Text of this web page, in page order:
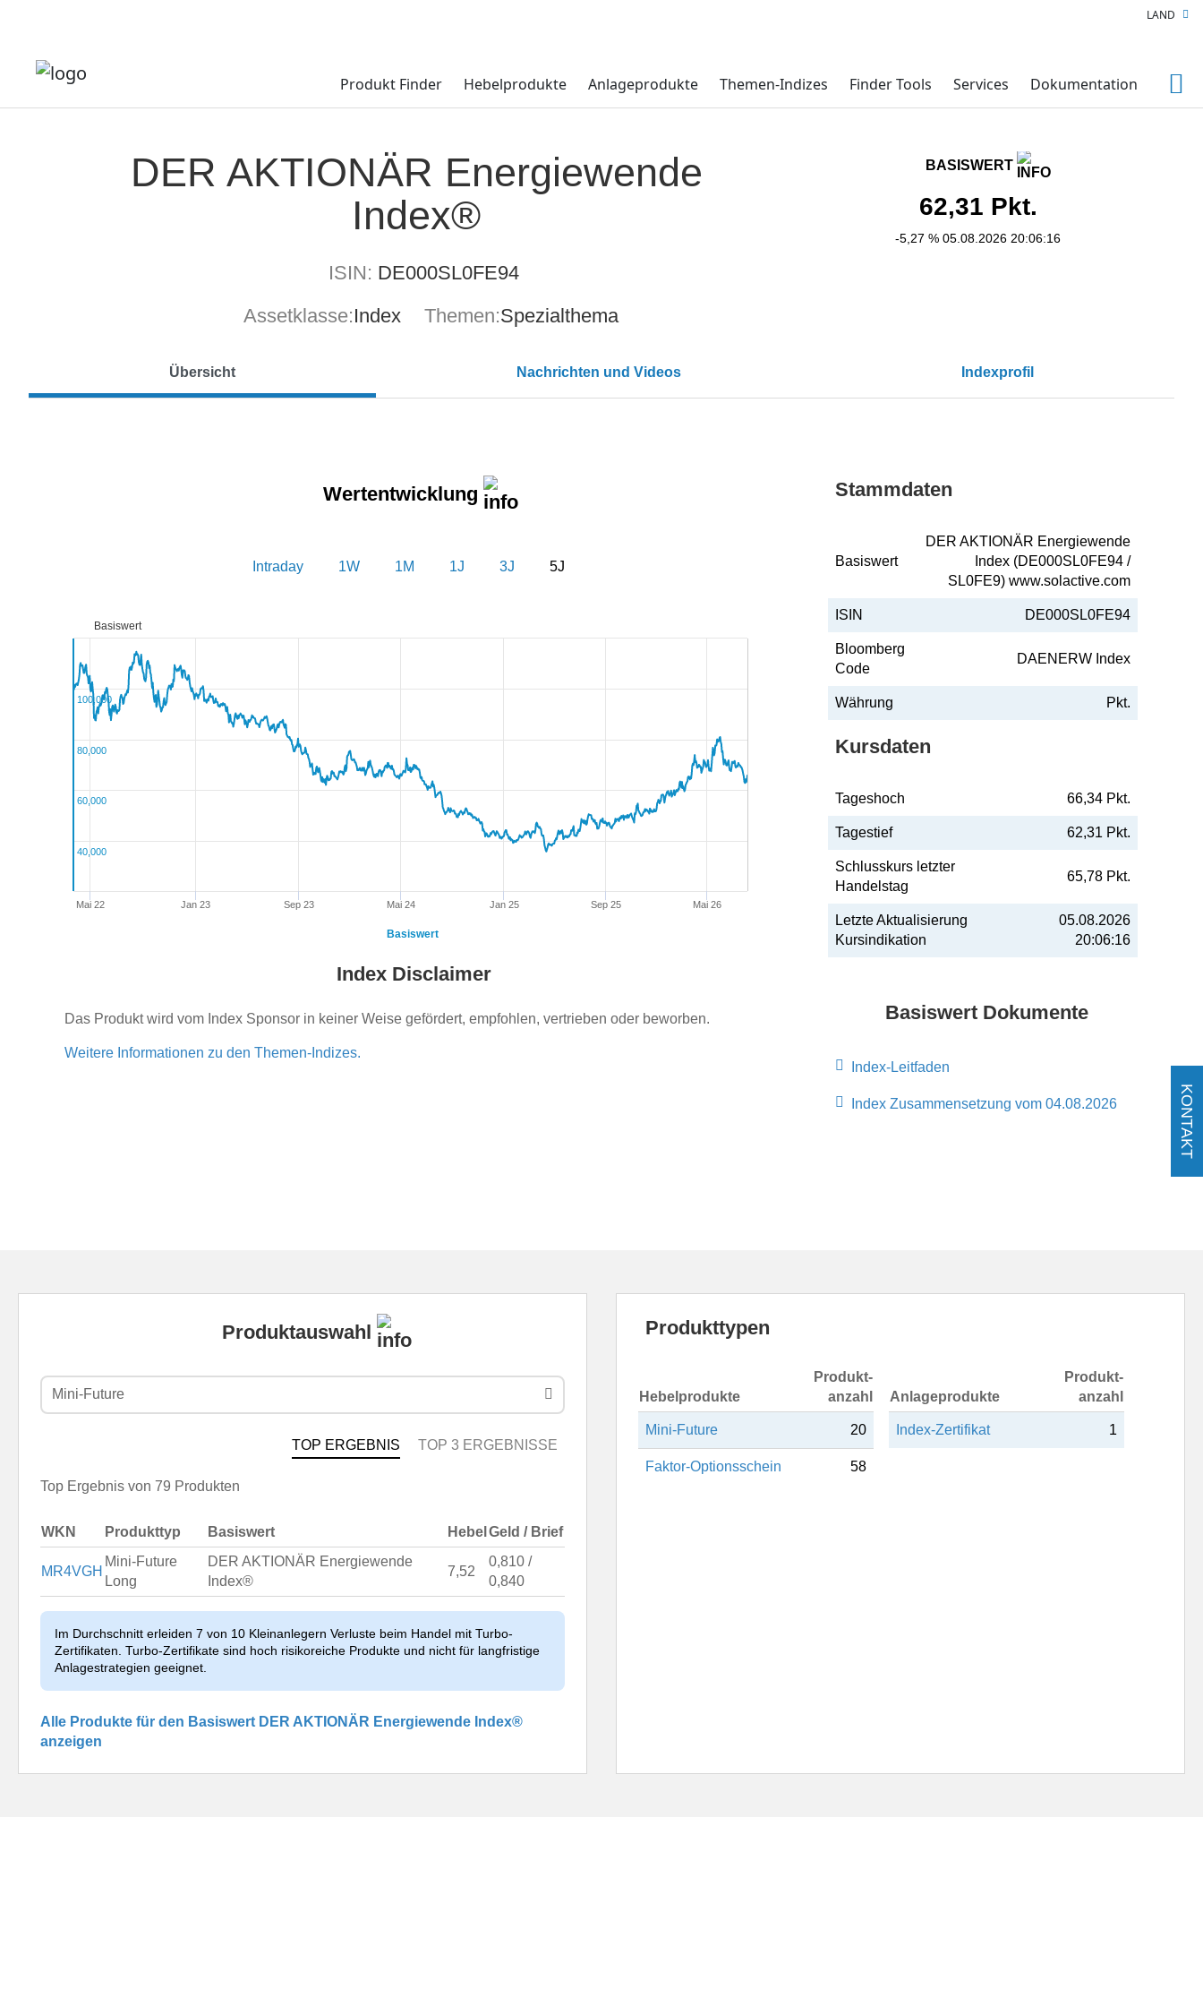
Produkt Finder Hebelprodukte Anlageprodukte Themen-Indizes Finder Tools Services Dokumentation
LAND
DER AKTIONÄR Energiewende
Index®
ISIN: DE000SL0FE94
Assetklasse:Index Themen:Spezialthema
BASISWERT
62,31 Pkt.
-5,27 % 05.08.2026 20:06:16
Übersicht Nachrichten und Videos Indexprofil
Wertentwicklung
Intraday 1W 1M 1J 3J 5J
Mai 22 Jan 23 Sep 23 Mai 24 Jan 25 Sep 25 Mai 26
40,000
60,000
80,000
100,000
Basiswert
Basiswert
Index Disclaimer
Das Produkt wird vom Index Sponsor in keiner Weise gefördert, empfohlen, vertrieben oder beworben.
Weitere Informationen zu den Themen-Indizes.
Stammdaten
Basiswert
DER AKTIONÄR Energiewende
Index (DE000SL0FE94 /
SL0FE9) www.solactive.com
ISIN DE000SL0FE94
Bloomberg
Code
DAENERW Index
Währung Pkt.
Kursdaten
Tageshoch 66,34 Pkt.
Tagestief 62,31 Pkt.
Schlusskurs letzter
Handelstag
65,78 Pkt.
Letzte Aktualisierung
Kursindikation
05.08.2026
20:06:16
Basiswert Dokumente
Index-Leitfaden
Index Zusammensetzung vom 04.08.2026
Produktauswahl
Mini-Future
TOP ERGEBNIS TOP 3 ERGEBNISSE
Top Ergebnis von 79 Produkten
WKN Produkttyp Basiswert Hebel Geld / Brief
MR4VGH
Mini-Future
Long
DER AKTIONÄR Energiewende
Index®
7,52
0,810 /
0,840
Im Durchschnitt erleiden 7 von 10 Kleinanlegern Verluste beim Handel mit Turbo-
Zertifikaten. Turbo-Zertifikate sind hoch risikoreiche Produkte und nicht für langfristige
Anlagestrategien geeignet.
Alle Produkte für den Basiswert DER AKTIONÄR Energiewende Index®
anzeigen
Produkttypen
Hebelprodukte
Produkt-
anzahl
Mini-Future 20
Faktor-Optionsschein 58
Anlageprodukte
Produkt-
anzahl
Index-Zertifikat 1
KONTAKT